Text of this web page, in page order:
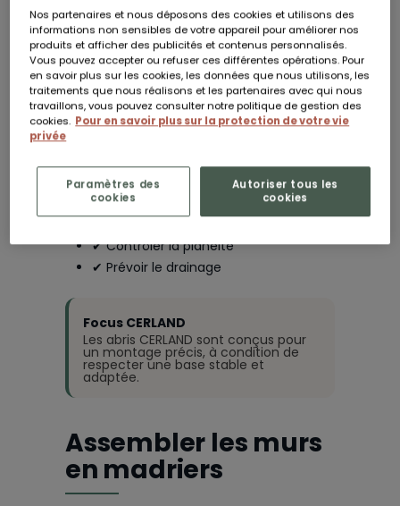
Une base stable et parfaitement plane est
indispensable pour monter correctement
un abri en madriers emboîtés.
Support
adapté
fondation selon
l’usage.
Niveau
parfait
déformations.
✔ Contrôler la planéité
✔ Prévoir le drainage
Focus CERLAND
Les abris CERLAND sont conçus pour
un montage précis, à condition de
respecter une base stable et
adaptée.
Assembler les murs
en madriers
Nos partenaires et nous déposons des cookies et utilisons des
informations non sensibles de votre appareil pour améliorer nos
produits et afficher des publicités et contenus personnalisés.
Vous pouvez accepter ou refuser ces différentes opérations. Pour
en savoir plus sur les cookies, les données que nous utilisons, les
traitements que nous réalisons et les partenaires avec qui nous
travaillons, vous pouvez consulter notre politique de gestion des
cookies. Pour en savoir plus sur la protection de votre vie
privée
Autoriser tous les
cookies
Paramètres des
cookies